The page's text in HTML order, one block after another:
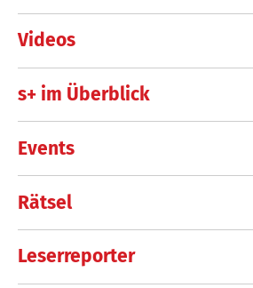
Videos
s+ im Überblick
Events
Rätsel
Leserreporter